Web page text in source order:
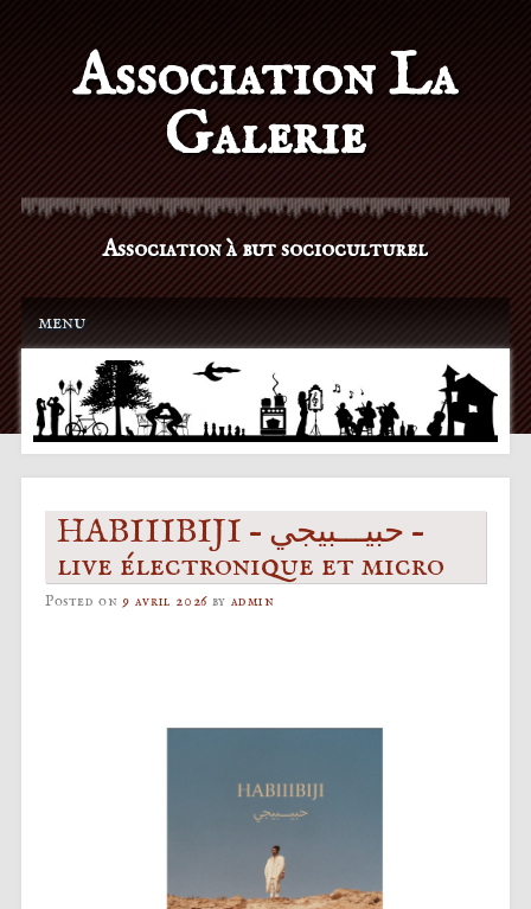
Association La
Galerie
Association à but socioculturel
Main menu
Skip to content
menu
HABIIIBIJI – حبيـــبيجي –
live électronique et micro
Posted on9 avril 2026 by admin